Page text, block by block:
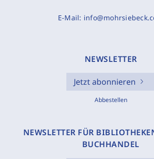
E-Mail:
NEWSLETTER
Jetzt abonnieren
Abbestellen
NEWSLETTER FÜR
BUCHHANDEL